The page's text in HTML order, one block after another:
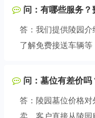
问：有哪些服务？
答：我们提供陵园
了解免费接送车辆等
问：墓位有差价吗
答：陵园墓位价格
卖，客户直接从陵园